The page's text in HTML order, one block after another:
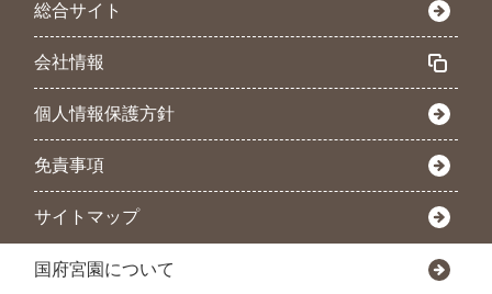
総合サイト
会社情報
個人情報保護方針
免責事項
サイトマップ
国府宮園について